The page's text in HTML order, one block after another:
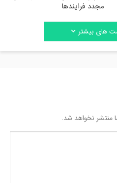
مجدد فرایندها
های بیشتر
منتشر نخواهد شد.